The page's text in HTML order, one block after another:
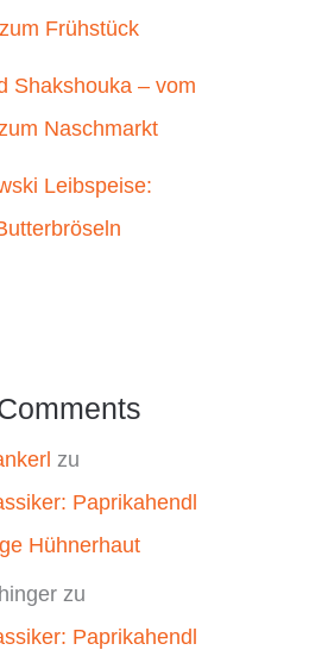
Frühstück
Shakshouka – vom
Naschmarkt
Leibspeise:
zu
Paprikahendl
Hühnerhaut
zu
Paprikahendl